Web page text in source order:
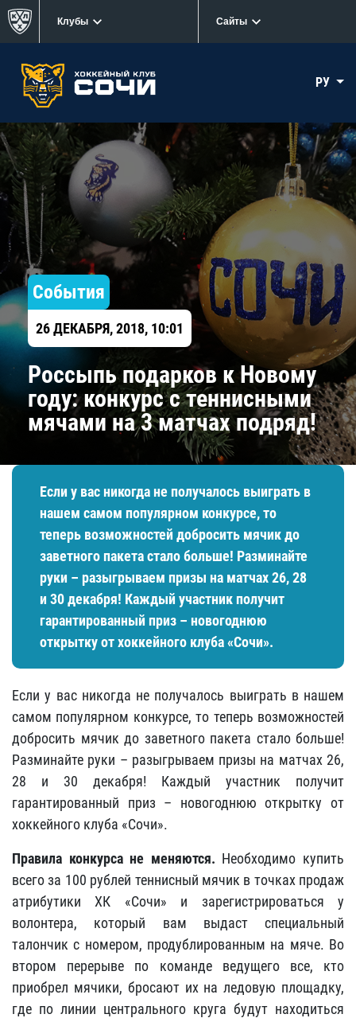
Клубы Сайты
РУ
События
26 ДЕКАБРЯ, 2018, 10:01
Россыпь подарков к Новому
году: конкурс с теннисными
мячами на 3 матчах подряд!
Если у вас никогда не получалось выиграть в
нашем самом популярном конкурсе, то
теперь возможностей добросить мячик до
заветного пакета стало больше! Разминайте
руки – разыгрываем призы на матчах 26, 28
и 30 декабря! Каждый участник получит
гарантированный приз – новогоднюю
открытку от хоккейного клуба «Сочи».
Если у вас никогда не получалось выиграть в нашем
самом популярном конкурсе, то теперь возможностей
добросить мячик до заветного пакета стало больше!
Разминайте руки – разыгрываем призы на матчах 26,
28 и 30 декабря! Каждый участник получит
гарантированный приз – новогоднюю открытку от
хоккейного клуба «Сочи».
Правила конкурса не меняются. Необходимо купить
всего за 100 рублей теннисный мячик в точках продаж
атрибутики ХК «Сочи» и зарегистрироваться у
волонтера, который вам выдаст специальный
талончик с номером, продублированным на мяче. Во
втором перерыве по команде ведущего все, кто
приобрел мячики, бросают их на ледовую площадку,
где по линии центрального круга будут находиться